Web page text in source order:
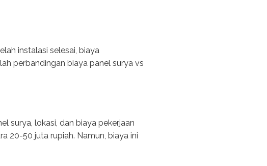
instalasi selesai, biaya
perbandingan biaya panel surya vs
surya, lokasi, dan biaya pekerjaan
20-50 juta rupiah. Namun, biaya ini